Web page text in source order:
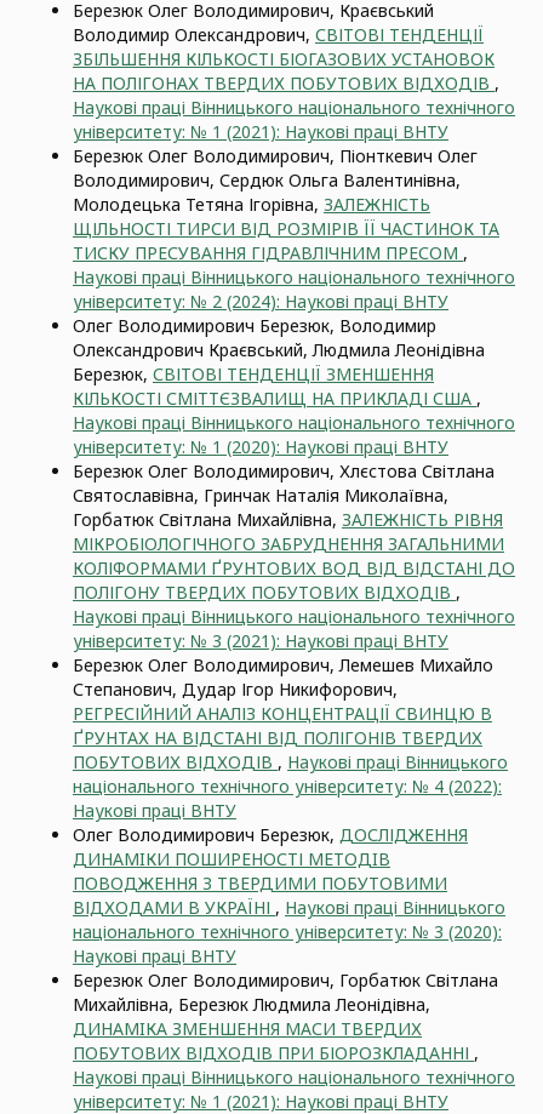
Березюк Олег Володимирович, Краєвський
Володимир Олександрович, СВІТОВІ ТЕНДЕНЦІЇ
ЗБІЛЬШЕННЯ КІЛЬКОСТІ БІОГАЗОВИХ УСТАНОВОК
НА ПОЛІГОНАХ ТВЕРДИХ ПОБУТОВИХ ВІДХОДІВ ,
Наукові праці Вінницького національного технічного
університету: № 1 (2021): Наукові праці ВНТУ
Березюк Олег Володимирович, Піонткевич Олег
Володимирович, Сердюк Ольга Валентинівна,
Молодецька Тетяна Ігорівна, ЗАЛЕЖНІСТЬ
ЩІЛЬНОСТІ ТИРСИ ВІД РОЗМІРІВ ЇЇ ЧАСТИНОК ТА
ТИСКУ ПРЕСУВАННЯ ГІДРАВЛІЧНИМ ПРЕСОМ ,
Наукові праці Вінницького національного технічного
університету: № 2 (2024): Наукові праці ВНТУ
Олег Володимирович Березюк, Володимир
Олександрович Краєвський, Людмила Леонідівна
Березюк, СВІТОВІ ТЕНДЕНЦІЇ ЗМЕНШЕННЯ
КІЛЬКОСТІ СМІТТЄЗВАЛИЩ НА ПРИКЛАДІ США ,
Наукові праці Вінницького національного технічного
університету: № 1 (2020): Наукові праці ВНТУ
Березюк Олег Володимирович, Хлєстова Світлана
Святославівна, Гринчак Наталія Миколаївна,
Горбатюк Світлана Михайлівна, ЗАЛЕЖНІСТЬ РІВНЯ
МІКРОБІОЛОГІЧНОГО ЗАБРУДНЕННЯ ЗАГАЛЬНИМИ
КОЛІФОРМАМИ ҐРУНТОВИХ ВОД ВІД ВІДСТАНІ ДО
ПОЛІГОНУ ТВЕРДИХ ПОБУТОВИХ ВІДХОДІВ ,
Наукові праці Вінницького національного технічного
університету: № 3 (2021): Наукові праці ВНТУ
Березюк Олег Володимирович, Лемешев Михайло
Степанович, Дудар Ігор Никифорович,
РЕГРЕСІЙНИЙ АНАЛІЗ КОНЦЕНТРАЦІЇ СВИНЦЮ В
ҐРУНТАХ НА ВІДСТАНІ ВІД ПОЛІГОНІВ ТВЕРДИХ
ПОБУТОВИХ ВІДХОДІВ , Наукові праці Вінницького
національного технічного університету: № 4 (2022):
Наукові праці ВНТУ
Олег Володимирович Березюк, ДОСЛІДЖЕННЯ
ДИНАМIКИ ПОШИРЕНОСТІ МЕТОДIВ
ПОВОДЖЕННЯ З ТВЕРДИМИ ПОБУТОВИМИ
ВІДХОДАМИ В УКРАЇНІ , Наукові праці Вінницького
національного технічного університету: № 3 (2020):
Наукові праці ВНТУ
Березюк Олег Володимирович, Горбатюк Світлана
Михайлівна, Березюк Людмила Леонідівна,
ДИНАМIКА ЗМЕНШЕННЯ МАСИ ТВЕРДИХ
ПОБУТОВИХ ВІДХОДІВ ПРИ БІОРОЗКЛАДАННІ ,
Наукові праці Вінницького національного технічного
університету: № 1 (2021): Наукові праці ВНТУ